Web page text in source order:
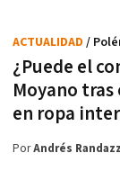
¿Puede el
Moyano
en ropa
ACTUALIDAD /
PorAndrés